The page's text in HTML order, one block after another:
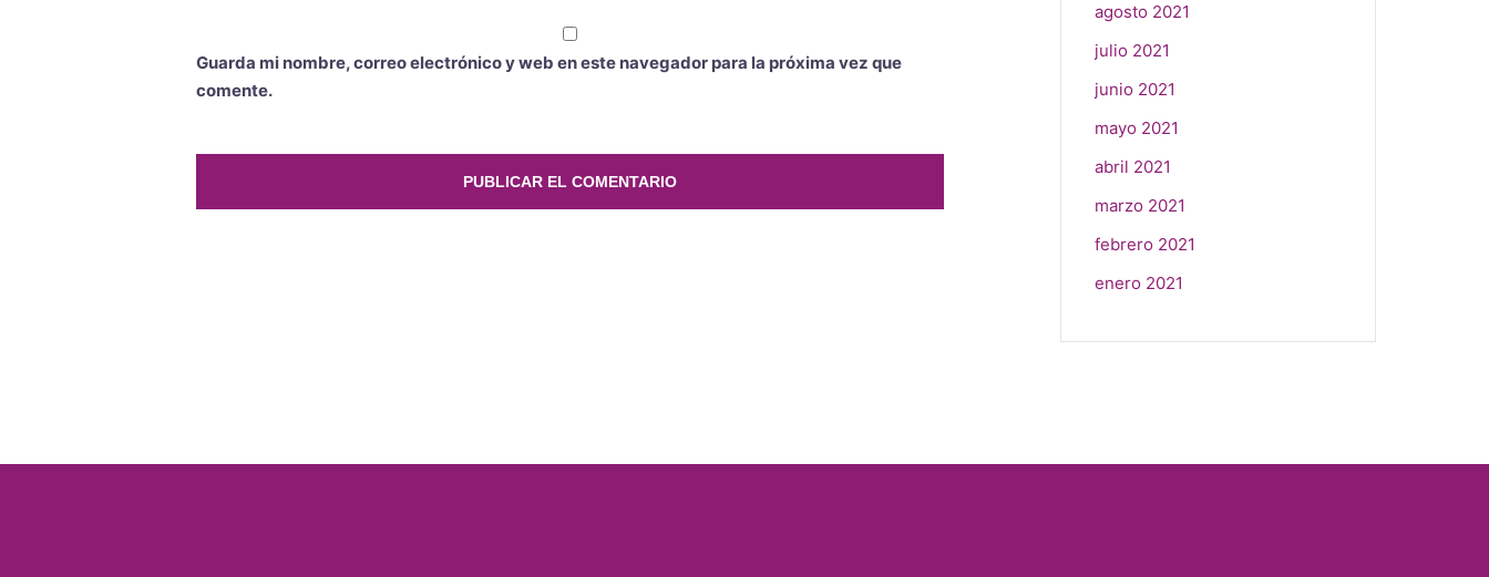
Guarda mi nombre, correo electrónico y web en este navegador para la próxima vez que
comente.
agosto 2021
julio 2021
junio 2021
mayo 2021
abril 2021
marzo 2021
febrero 2021
enero 2021